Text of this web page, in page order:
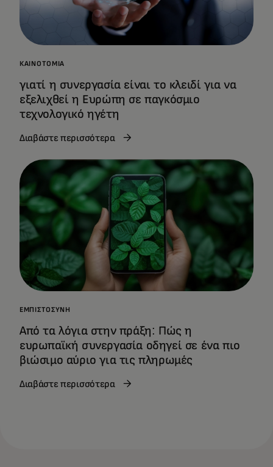
ΚΑΙΝΟΤΟΜΊΑ
γιατί η συνεργασία είναι το κλειδί για να
εξελιχθεί η Ευρώπη σε παγκόσμιο
τεχνολογικό ηγέτη
Διαβάστε περισσότερα
ΕΜΠΙΣΤΟΣΎΝΗ
Από τα λόγια στην πράξη: Πώς η
ευρωπαϊκή συνεργασία οδηγεί σε ένα πιο
βιώσιμο αύριο για τις πληρωμές
Διαβάστε περισσότερα